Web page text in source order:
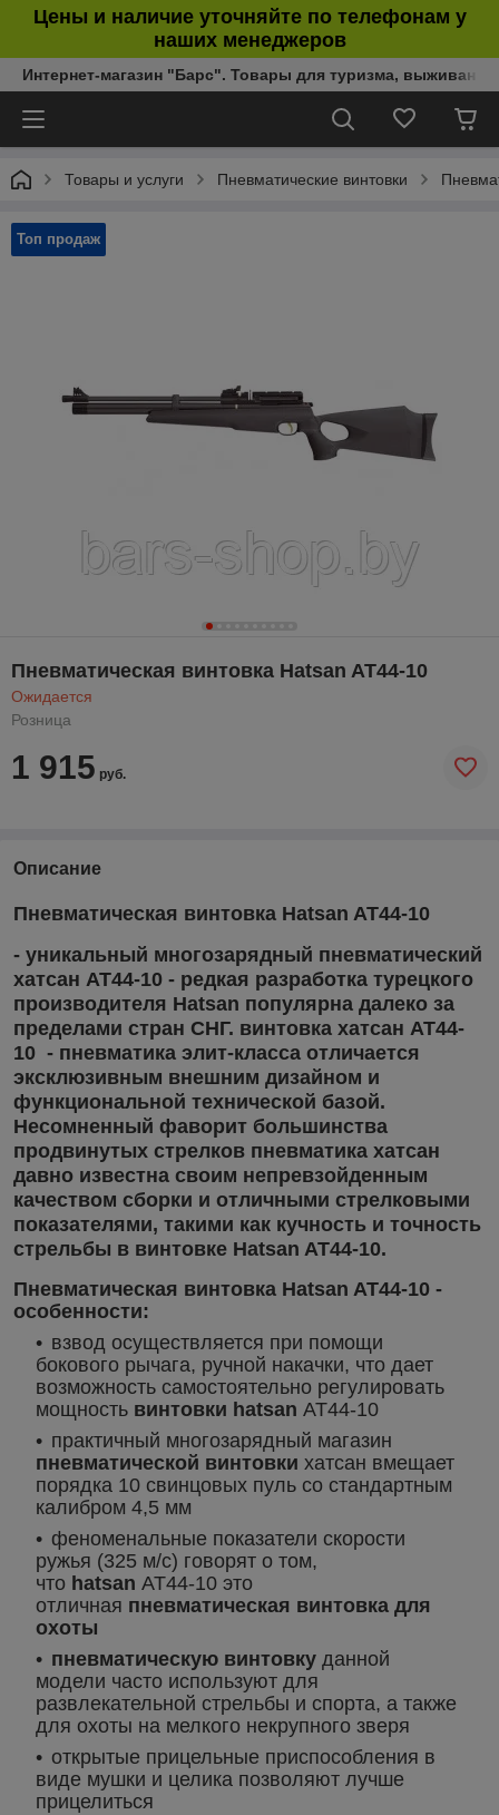
Цены и наличие уточняйте по телефонам у
наших менеджеров
Интернет-магазин "Барс". Товары для туризма,
Товары и услуги Пневматические винтовки
Топ продаж
Пневматическая винтовка Hatsan AT44-10
Ожидается
Розница
1 915 руб.
Описание
Пневматическая винтовка Hatsan AT44-10
- уникальный многозарядный пневматический
хатсан AT44-10 - редкая разработка турецкого
производителя Hatsan популярна далеко за
пределами стран СНГ. винтовка хатсан AT44-
10 - пневматика элит-класса отличается
эксклюзивным внешним дизайном и
функциональной технической базой.
Несомненный фаворит большинства
продвинутых стрелков пневматика хатсан
давно известна своим непревзойденным
качеством сборки и отличными стрелковыми
показателями, такими как кучность и точность
стрельбы в винтовке Hatsan AT44-10.
Пневматическая винтовка Hatsan AT44-10 -
особенности:
взвод осуществляется при помощи
бокового рычага, ручной накачки, что дает
возможность самостоятельно регулировать
мощность винтовки hatsan AT44-10
практичный многозарядный магазин
пневматической винтовки хатсан вмещает
порядка 10 свинцовых пуль со стандартным
калибром 4,5 мм
феноменальные показатели скорости
ружья (325 м/с) говорят о том,
что hatsan AT44-10 это
отличная пневматическая винтовка для
охоты
пневматическую винтовку данной
модели часто используют для
развлекательной стрельбы и спорта, а также
для охоты на мелкого некрупного зверя
открытые прицельные приспособления в
виде мушки и целика позволяют лучше
прицелиться